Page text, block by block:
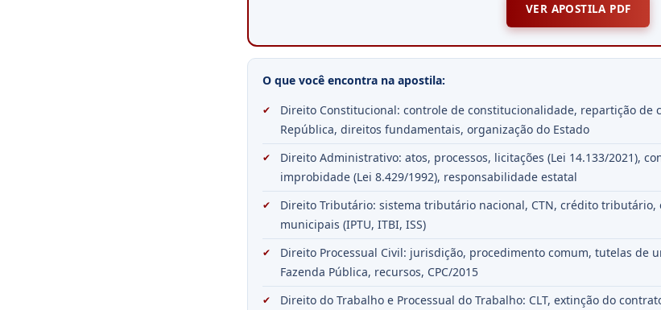
VER APOSTILA PDF
O que você encontra na apostila:
Direito Constitucional: controle de constitucionalidade, repartição de
República, direitos fundamentais, organização do Estado
Direito Administrativo: atos, processos, licitações (Lei 14.133/2021),
improbidade (Lei 8.429/1992), responsabilidade estatal
Direito Tributário: sistema tributário nacional, CTN, crédito tributário,
municipais (IPTU, ITBI, ISS)
Direito Processual Civil: jurisdição, procedimento comum, tutelas de
Fazenda Pública, recursos, CPC/2015
Direito do Trabalho e Processual do Trabalho: CLT, extinção do